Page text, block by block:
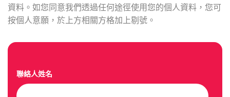
資料。如您同意我們透過任何途徑使用您的個人資料，您可
按個人意願，於上方相關方格加上剔號。
聯絡人姓名